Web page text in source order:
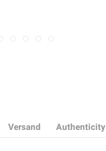
Versand Authenticity